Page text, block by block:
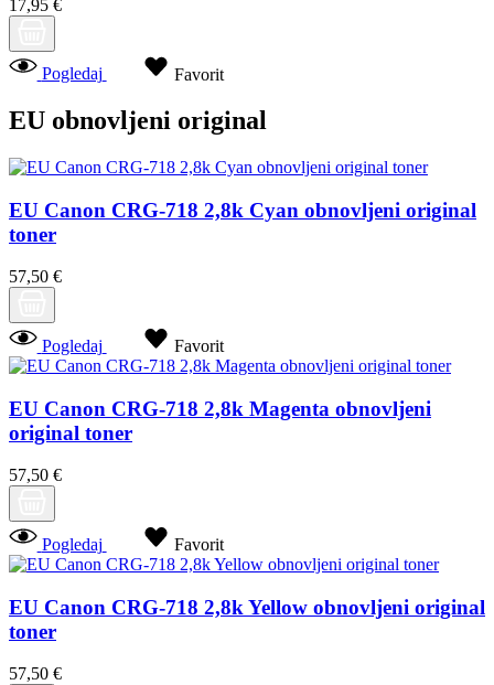
17,95 €
Pogledaj Favorit
EU obnovljeni original
EU Canon CRG-718 2,8k Cyan obnovljeni original
toner
57,50 €
Pogledaj Favorit
EU Canon CRG-718 2,8k Magenta obnovljeni
original toner
57,50 €
Pogledaj Favorit
EU Canon CRG-718 2,8k Yellow obnovljeni original
toner
57,50 €